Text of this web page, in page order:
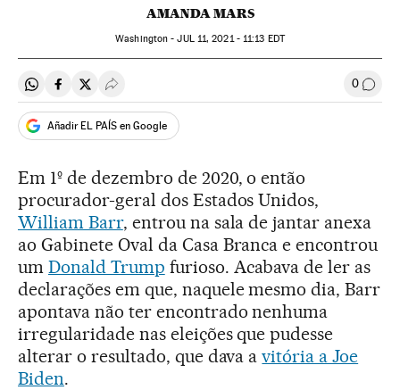
AMANDA MARS
Washington -JUL11, 2021 - 11:13 EDT
Compartir en Whatsapp
Compartir en Facebook
Compartir en Twitter
Desplegar Redes Sociales 0
Añadir EL PAÍS en Google
Em 1º de dezembro de 2020, o então
procurador-geral dos Estados Unidos,
William Barr, entrou na sala de jantar anexa
ao Gabinete Oval da Casa Branca e encontrou
um Donald Trump furioso. Acabava de ler as
declarações em que, naquele mesmo dia, Barr
apontava não ter encontrado nenhuma
irregularidade nas eleições que pudesse
alterar o resultado, que dava avitória a Joe
Biden.